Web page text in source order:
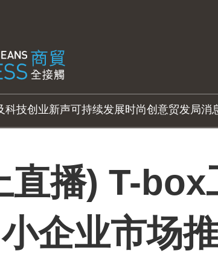
科技创业新声可持续发展时尚创意贸发局消
直播) T-box
小企业市场